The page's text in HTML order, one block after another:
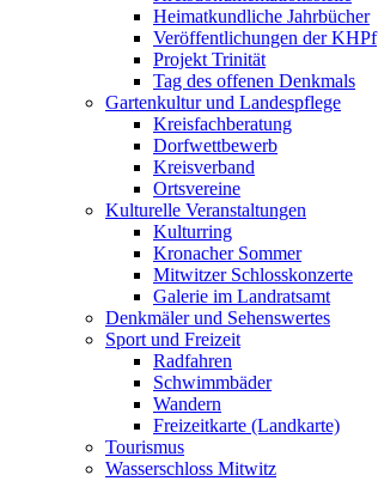
Heimatkundliche Jahrbücher
Veröffentlichungen der KHPf
Projekt Trinität
Tag des offenen Denkmals
Gartenkultur und Landespflege
Kreisfachberatung
Dorfwettbewerb
Kreisverband
Ortsvereine
Kulturelle Veranstaltungen
Kulturring
Kronacher Sommer
Mitwitzer Schlosskonzerte
Galerie im Landratsamt
Denkmäler und Sehenswertes
Sport und Freizeit
Radfahren
Schwimmbäder
Wandern
Freizeitkarte (Landkarte)
Tourismus
Wasserschloss Mitwitz